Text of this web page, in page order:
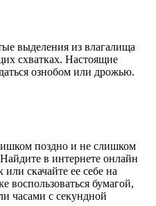
выделения из влагалища
схватках. Настоящие
ознобом или дрожью.
поздно и не слишком
в интернете онлайн
скачайте ее себе на
бумагой,
часами с секундной